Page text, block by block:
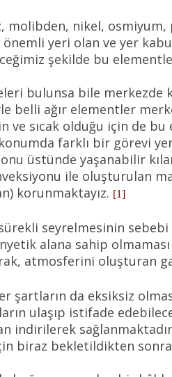
molibden, nikel,
yeri olan ve yer
şekilde bu
bulunsa bile merkezde
belli ağır elementler
sıcak olduğu için de
farklı bir görevi
üstünde yaşanabilir
ile oluşturulan
korunmaktayız. [1]
seyrelmesinin
alana sahip
atmosferini oluşturan
şartların da eksiksiz
ulaşıp istifade
indirilerek
biraz bekletildikten